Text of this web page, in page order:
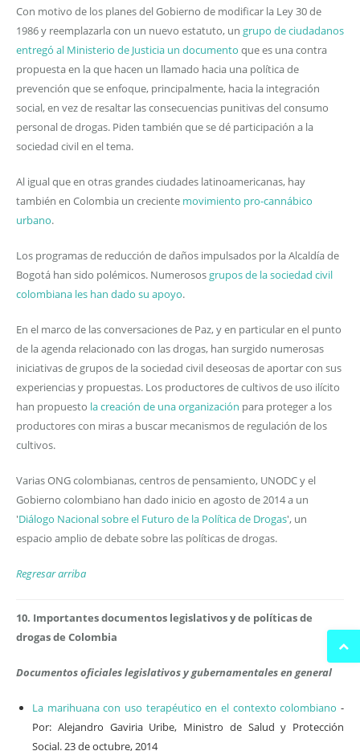
Con motivo de los planes del Gobierno de modificar la Ley 30 de
1986 y reemplazarla con un nuevo estatuto, un grupo de ciudadanos
entregó al Ministerio de Justicia un documento que es una contra
propuesta en la que hacen un llamado hacia una política de
prevención que se enfoque, principalmente, hacia la integración
social, en vez de resaltar las consecuencias punitivas del consumo
personal de drogas. Piden también que se dé participación a la
sociedad civil en el tema.
Al igual que en otras grandes ciudades latinoamericanas, hay
también en Colombia un creciente movimiento pro-cannábico
urbano.
Los programas de reducción de daños impulsados por la Alcaldía de
Bogotá han sido polémicos. Numerososgrupos de la sociedad civil
colombiana les han dado su apoyo.
En el marco de las conversaciones de Paz, y en particular en el punto
de la agenda relacionado con las drogas, han surgido numerosas
iniciativas de grupos de la sociedad civil deseosas de aportar con sus
experiencias y propuestas. Los productores de cultivos de uso ilícito
han propuesto la creación de una organización para proteger a los
productores con miras a buscar mecanismos de regulación de los
cultivos.
Varias ONG colombianas, centros de pensamiento, UNODC y el
Gobierno colombiano han dado inicio en agosto de 2014 a un
'Diálogo Nacional sobre el Futuro de la Política de Drogas', un
espacio amplio de debate sobre las políticas de drogas.
Regresar arriba
10. Importantes documentos legislativos y de políticas de
drogas de Colombia
Documentos oficiales legislativos y gubernamentales en general
La marihuana con uso terapéutico en el contexto colombiano -
Por: Alejandro Gaviria Uribe, Ministro de Salud y Protección
Social. 23 de octubre, 2014